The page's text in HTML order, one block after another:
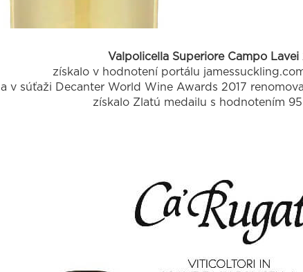
Valpolicella Superiore Campo Lavei
získalo v hodnotení portálu
a v súťaži Decanter World Wine Awards 2017
získalo Zlatú medailu s hodnotením